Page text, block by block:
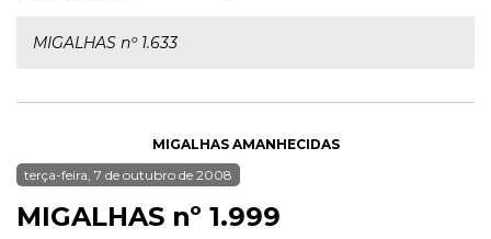
MIGALHAS nº 1.633
MIGALHAS AMANHECIDAS
terça-feira, 7 de outubro de 2008
MIGALHAS nº 1.999